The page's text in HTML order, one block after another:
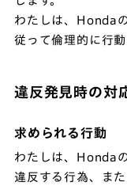
わたしは、Honda
従って倫理的に行動
違反発見時の対
求められる行動
わたしは、Honda
違反する行為、ま